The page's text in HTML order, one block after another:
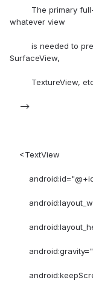
The primary full-
whatever view
is needed to
SurfaceView,
TextureView,
-->
<TextView